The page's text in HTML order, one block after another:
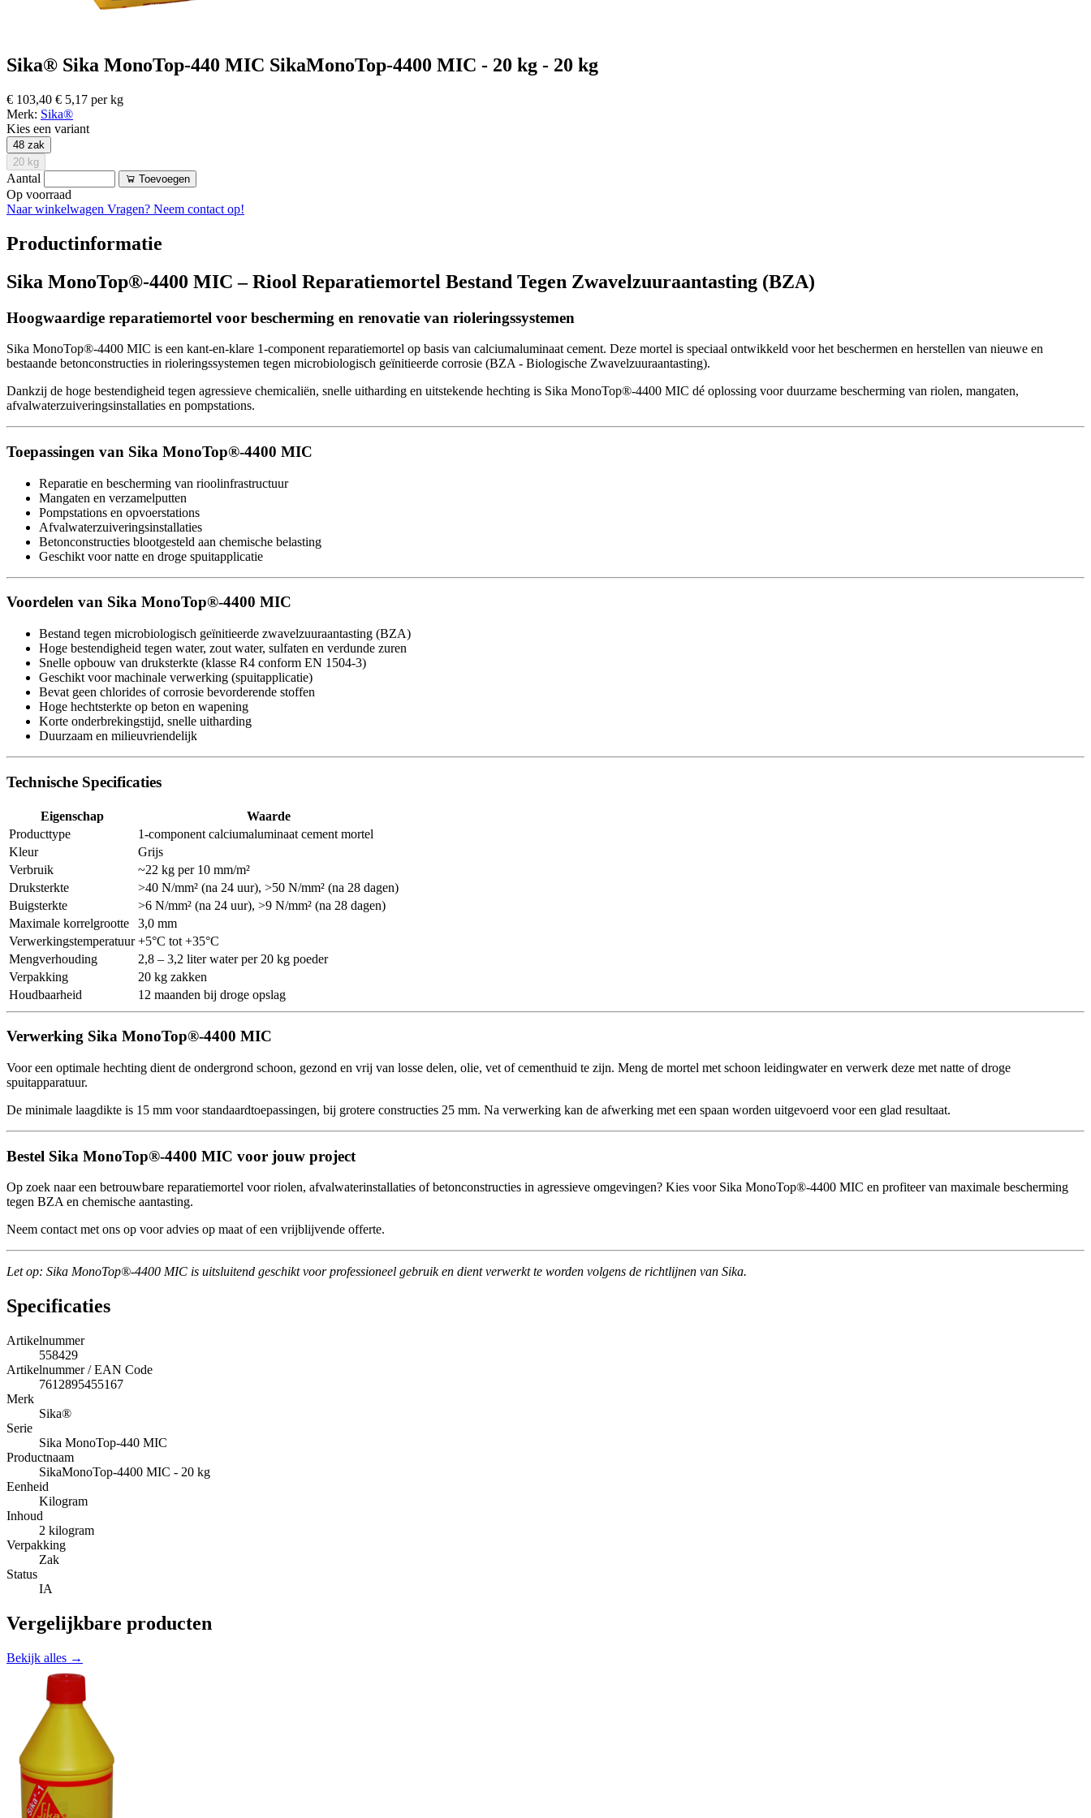
Sika® Sika MonoTop-440 MIC SikaMonoTop-4400 MIC - 20 kg - 20 kg
€ 103,40 € 5,17 per kg
Merk: Sika®
Kies een variant
48 zak
20 kg
Aantal Toevoegen
Op voorraad
Naar winkelwagen Vragen? Neem contact op!
Productinformatie
Sika MonoTop®-4400 MIC – Riool Reparatiemortel Bestand Tegen Zwavelzuuraantasting (BZA)
Hoogwaardige reparatiemortel voor bescherming en renovatie van rioleringssystemen
Sika MonoTop®-4400 MIC is een kant-en-klare 1-component reparatiemortel op basis van calciumaluminaat cement. Deze mortel is speciaal ontwikkeld voor het beschermen en herstellen van nieuwe en
bestaande betonconstructies in rioleringssystemen tegen microbiologisch geïnitieerde corrosie (BZA - Biologische Zwavelzuuraantasting).
Dankzij de hoge bestendigheid tegen agressieve chemicaliën, snelle uitharding en uitstekende hechting is Sika MonoTop®-4400 MIC dé oplossing voor duurzame bescherming van riolen, mangaten,
afvalwaterzuiveringsinstallaties en pompstations.
Toepassingen van Sika MonoTop®-4400 MIC
Reparatie en bescherming van rioolinfrastructuur
Mangaten en verzamelputten
Pompstations en opvoerstations
Afvalwaterzuiveringsinstallaties
Betonconstructies blootgesteld aan chemische belasting
Geschikt voor natte en droge spuitapplicatie
Voordelen van Sika MonoTop®-4400 MIC
Bestand tegen microbiologisch geïnitieerde zwavelzuuraantasting (BZA)
Hoge bestendigheid tegen water, zout water, sulfaten en verdunde zuren
Snelle opbouw van druksterkte (klasse R4 conform EN 1504-3)
Geschikt voor machinale verwerking (spuitapplicatie)
Bevat geen chlorides of corrosie bevorderende stoffen
Hoge hechtsterkte op beton en wapening
Korte onderbrekingstijd, snelle uitharding
Duurzaam en milieuvriendelijk
Technische Specificaties
Eigenschap
Waarde
Producttype
1-component calciumaluminaat cement mortel
Kleur
Grijs
Verbruik
~22 kg per 10 mm/m²
Druksterkte
>40 N/mm² (na 24 uur), >50 N/mm² (na 28 dagen)
Buigsterkte
>6 N/mm² (na 24 uur), >9 N/mm² (na 28 dagen)
Maximale korrelgrootte
3,0 mm
Verwerkingstemperatuur +5°C tot +35°C
Mengverhouding
2,8 – 3,2 liter water per 20 kg poeder
Verpakking
20 kg zakken
Houdbaarheid
12 maanden bij droge opslag
Verwerking Sika MonoTop®-4400 MIC
Voor een optimale hechting dient de ondergrond schoon, gezond en vrij van losse delen, olie, vet of cementhuid te zijn. Meng de mortel met schoon leidingwater en verwerk deze met natte of droge
spuitapparatuur.
De minimale laagdikte is 15 mm voor standaardtoepassingen, bij grotere constructies 25 mm. Na verwerking kan de afwerking met een spaan worden uitgevoerd voor een glad resultaat.
Bestel Sika MonoTop®-4400 MIC voor jouw project
Op zoek naar een betrouwbare reparatiemortel voor riolen, afvalwaterinstallaties of betonconstructies in agressieve omgevingen? Kies voor Sika MonoTop®-4400 MIC en profiteer van maximale bescherming
tegen BZA en chemische aantasting.
Neem contact met ons op voor advies op maat of een vrijblijvende offerte.
Let op: Sika MonoTop®-4400 MIC is uitsluitend geschikt voor professioneel gebruik en dient verwerkt te worden volgens de richtlijnen van Sika.
Specificaties
Artikelnummer
558429
Artikelnummer / EAN Code
7612895455167
Merk
Sika®
Serie
Sika MonoTop-440 MIC
Productnaam
SikaMonoTop-4400 MIC - 20 kg
Eenheid
Kilogram
Inhoud
2 kilogram
Verpakking
Zak
Status
IA
Vergelijkbare producten
Bekijk alles →